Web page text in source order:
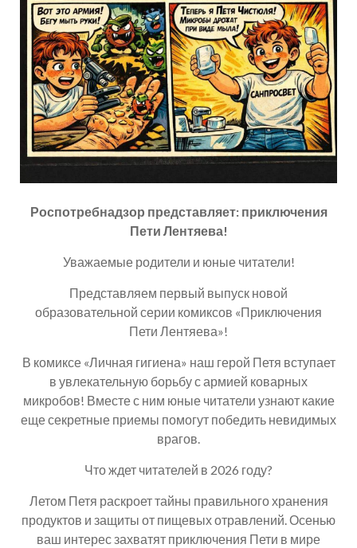
Роспотребнадзор представляет: приключения
Пети Лентяева!
Уважаемые родители и юные читатели!
Представляем первый выпуск новой
образовательной серии комиксов «Приключения
Пети Лентяева»!
В комиксе «Личная гигиена» наш герой Петя вступает
в увлекательную борьбу с армией коварных
микробов! Вместе с ним юные читатели узнают какие
еще секретные приемы помогут победить невидимых
врагов.
Что ждет читателей в 2026 году?
Летом Петя раскроет тайны правильного хранения
продуктов и защиты от пищевых отравлений. Осенью
ваш интерес захватят приключения Пети в мире